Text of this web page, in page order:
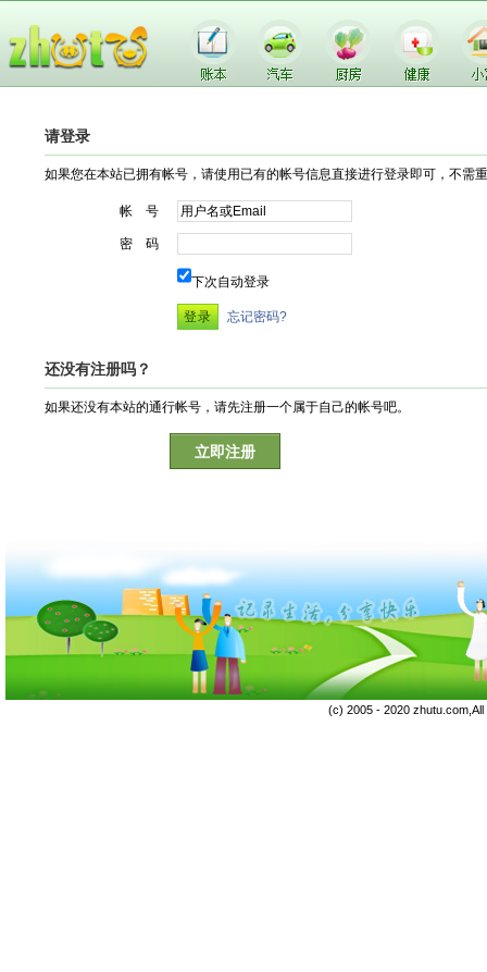
请登录
如果您在本站已拥有帐号，请使用已有的帐号信息直接进行登录即可，不需
帐 号
密 码
下次自动登录
忘记密码?
还没有注册吗？
如果还没有本站的通行帐号，请先注册一个属于自己的帐号吧。
立即注册
(c) 2005 - 2020